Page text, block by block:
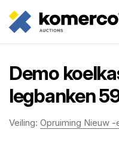
Demo
legbanken
Veiling: Opruiming Nieuw